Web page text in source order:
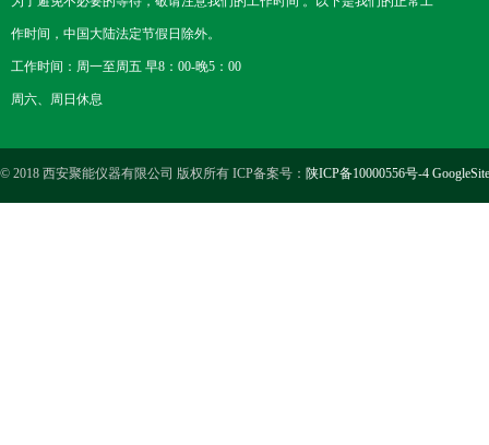
作时间，中国大陆法定节假日除外。
工作时间：周一至周五 早8：00-晚5：00
周六、周日休息
© 2018 西安聚能仪器有限公司 版权所有 ICP备案号： 陕ICP备10000556号-4